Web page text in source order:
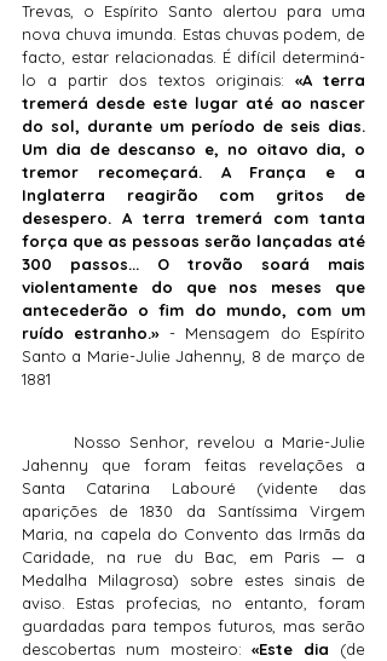
Trevas, o Espírito Santo alertou para uma
nova chuva imunda. Estas chuvas podem, de
facto, estar relacionadas. É difícil determiná-
lo a partir dos textos originais: «A terra
tremerá desde este lugar até ao nascer
do sol, durante um período de seis dias.
Um dia de descanso e, no oitavo dia, o
tremor recomeçará. A França e a
Inglaterra reagirão com gritos de
desespero. A terra tremerá com tanta
força que as pessoas serão lançadas até
300 passos... O trovão soará mais
violentamente do que nos meses que
antecederão o fim do mundo, com um
ruído estranho.» - Mensagem do Espírito
Santo a Marie-Julie Jahenny, 8 de março de
1881
Jahenny que foram feitas revelações a
Santa Catarina Labouré (vidente das
aparições de 1830 da Santíssima Virgem
Maria, na capela do Convento das Irmãs da
Caridade, na rue du Bac, em Paris — a
Medalha Milagrosa) sobre estes sinais de
aviso. Estas profecias, no entanto, foram
guardadas para tempos futuros, mas serão
descobertas num mosteiro: «Este dia (de